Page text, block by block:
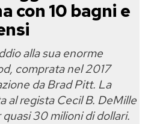
con 10 bagni e
alla sua enorme
comprata nel 2017
da Brad Pitt. La
al regista Cecil B. DeMille
30 milioni di dollari.